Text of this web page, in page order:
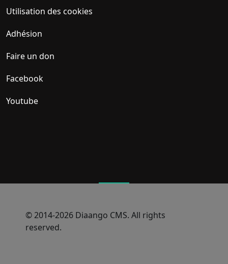
Utilisation des cookies
Adhésion
Faire un don
Facebook
Youtube
© 2014-2026 Diaango CMS. All rights
reserved.